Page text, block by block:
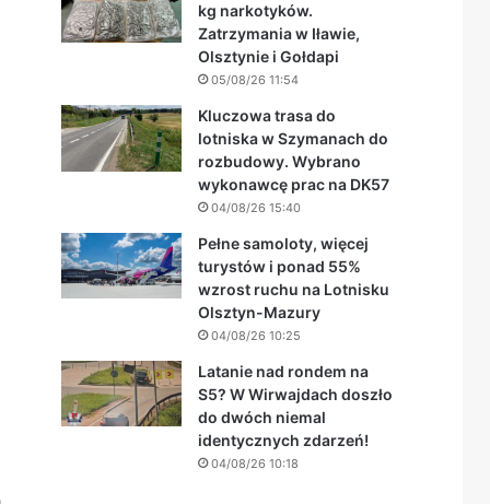
kg narkotyków.
Zatrzymania w Iławie,
Olsztynie i Gołdapi
05/08/26 11:54
Kluczowa trasa do
lotniska w Szymanach do
rozbudowy. Wybrano
wykonawcę prac na DK57
04/08/26 15:40
Pełne samoloty, więcej
turystów i ponad 55%
wzrost ruchu na Lotnisku
Olsztyn-Mazury
04/08/26 10:25
Latanie nad rondem na
S5? W Wirwajdach doszło
do dwóch niemal
identycznych zdarzeń!
04/08/26 10:18